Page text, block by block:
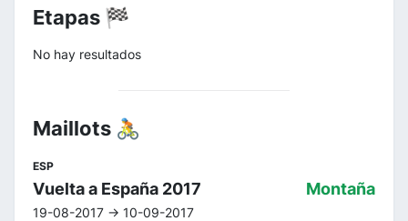
Etapas 🏁
No hay resultados
Maillots 🚴
ESP
Vuelta a España 2017
19-08-2017 -> 10-09-2017
Montaña